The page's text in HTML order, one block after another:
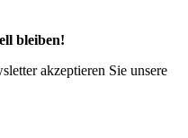
bleiben!
akzeptieren Sie unsere